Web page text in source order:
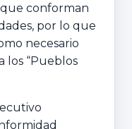
conforman
por lo que
necesario
los “Pueblos